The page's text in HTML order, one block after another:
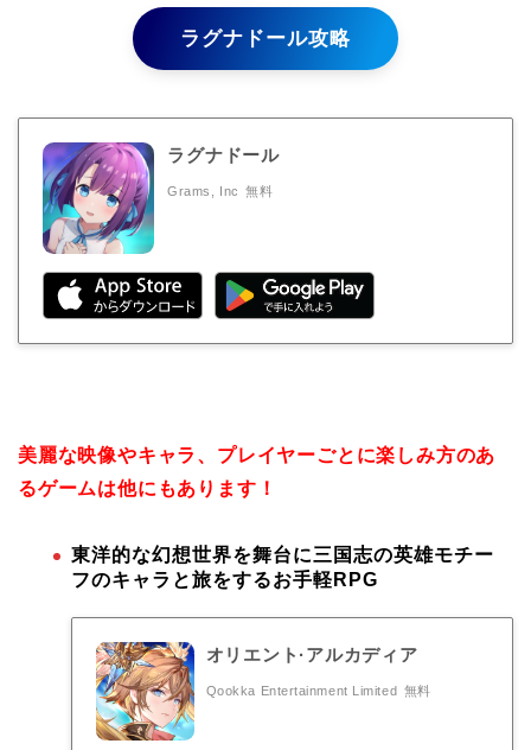
ラグナドール攻略
ラグナドール
Grams, Inc 無料
美麗な映像やキャラ、プレイヤーごとに楽しみ方のあ
るゲームは他にもあります！
東洋的な幻想世界を舞台に三国志の英雄モチー
フのキャラと旅をするお手軽RPG
オリエント·アルカディア
Qookka Entertainment Limited 無料